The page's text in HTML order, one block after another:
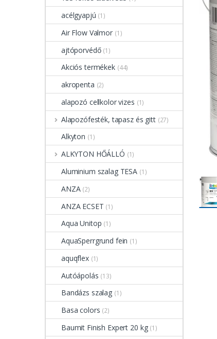
acélgyapjú (1)
Air Flow Valmor (1)
ajtóporvédő (1)
Akciós termékek (44)
akropenta (2)
alapozó cellkolor vizes (1)
Alapozófesték, tapasz és gitt (27)
Alkyton (1)
ALKYTON HŐÁLLÓ (1)
Aluminium szalag TESA (1)
ANZA (2)
ANZA ECSET (1)
Aqua Unitop (1)
AquaSperrgrund fein (1)
aquqflex (1)
Autóápolás (13)
Bandázs szalag (1)
Basa colors (2)
Baumit Finish Expert 20 kg (1)